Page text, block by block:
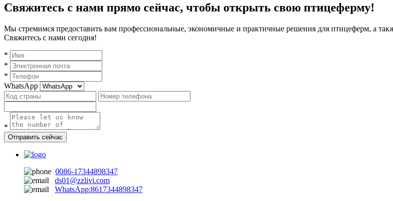
Свяжитесь с нами прямо сейчас, чтобы открыть свою птицеферму!
Мы стремимся предоставить вам профессиональные, экономичные и практичные решения для птицеферм, а
Свяжитесь с нами сегодня!
*
*
*
WhatsApp
*
Отправить сейчас
0086-17344898347
ds01@zzlivi.com
WhatsApp:8617344898347